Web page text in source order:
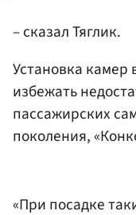
– сказал Тяглик.
Установка камер
избежать
пассажирских
поколения,
«При посадке